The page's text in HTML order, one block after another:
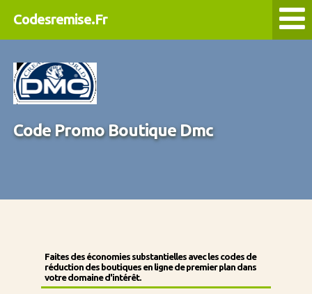
Codesremise.Fr
Code Promo Boutique Dmc
Faites des économies substantielles avec les codes de
réduction des boutiques en ligne de premier plan dans
votre domaine d'intérêt.